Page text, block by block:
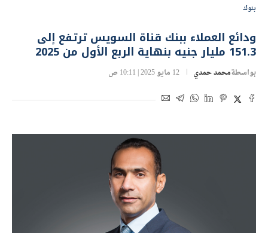
بنوك
ودائع العملاء ببنك قناة السويس ترتفع إلى
151.3 مليار جنيه بنهاية الربع الأول من 2025
بواسطةمحمد حمدي 12 مايو 2025 | 10:11 ص